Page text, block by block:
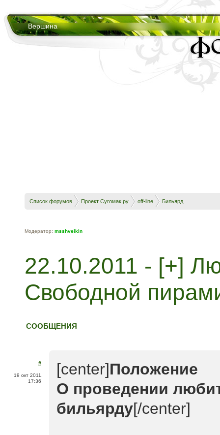
Вершина
Список форумов Проект Сугомак.ру off-line Бильярд
Модератор: msshveikin
22.10.2011 - [+]
Свободной
СООБЩЕНИЯ
#
19 окт 2011,
17:36
[center]Положение
О проведении
бильярду[/center]